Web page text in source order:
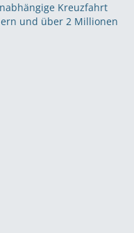
Kreuzfahrt
und über 2 Millionen